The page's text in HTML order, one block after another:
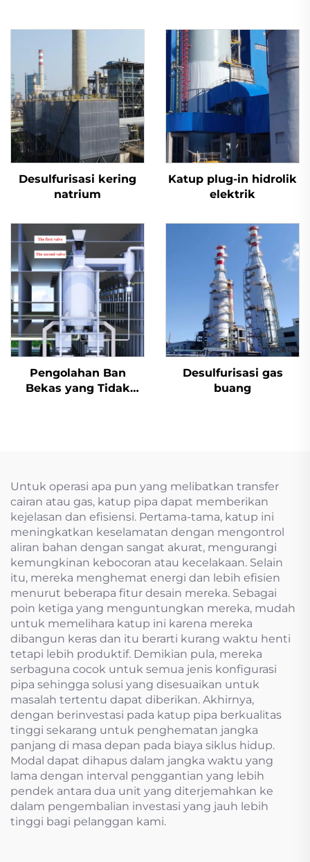
Desulfurisasi kering
natrium
Katup plug-in hidrolik
elektrik
Pengolahan Ban
Bekas yang Tidak
Desulfurisasi gas
buang
Untuk operasi apa pun yang melibatkan transfer
cairan atau gas, katup pipa dapat memberikan
kejelasan dan efisiensi. Pertama-tama, katup ini
meningkatkan keselamatan dengan mengontrol
aliran bahan dengan sangat akurat, mengurangi
kemungkinan kebocoran atau kecelakaan. Selain
itu, mereka menghemat energi dan lebih efisien
menurut beberapa fitur desain mereka. Sebagai
poin ketiga yang menguntungkan mereka, mudah
untuk memelihara katup ini karena mereka
dibangun keras dan itu berarti kurang waktu henti
tetapi lebih produktif. Demikian pula, mereka
serbaguna cocok untuk semua jenis konfigurasi
pipa sehingga solusi yang disesuaikan untuk
masalah tertentu dapat diberikan. Akhirnya,
dengan berinvestasi pada katup pipa berkualitas
tinggi sekarang untuk penghematan jangka
panjang di masa depan pada biaya siklus hidup.
Modal dapat dihapus dalam jangka waktu yang
lama dengan interval penggantian yang lebih
pendek antara dua unit yang diterjemahkan ke
dalam pengembalian investasi yang jauh lebih
tinggi bagi pelanggan kami.